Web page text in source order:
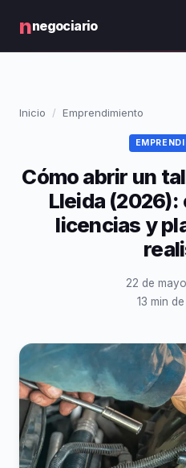
nnegociario
Inicio Emprendimiento
Cómo abrir un
Lleida
licencias y
22 de
13 min